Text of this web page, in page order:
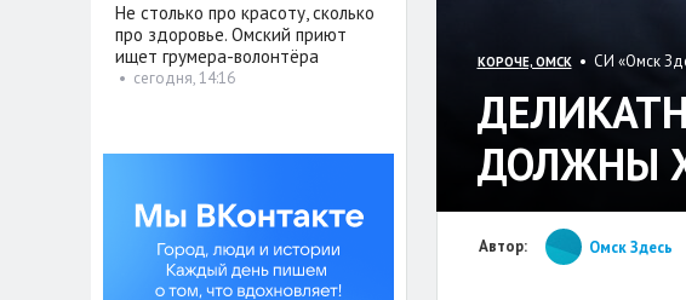
КОРОЧЕ, ОМСК• СИ «Омск
ДОЛЖНЫ
Автор: Омск Здесь
Не столько про красоту, сколько
про здоровье. Омский приют
ищет грумера-волонтёра
• сегодня, 14:16